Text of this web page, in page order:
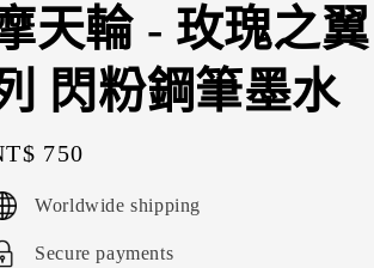
天輪 - 玫瑰之
閃粉鋼筆墨水
750
Worldwide shipping
Secure payments